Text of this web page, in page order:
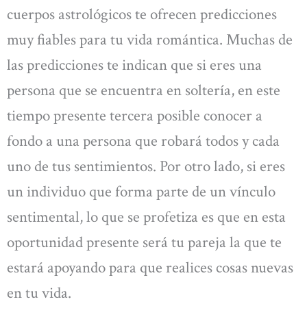
cuerpos astrológicos te ofrecen predicciones
muy fiables para tu vida romántica. Muchas de
las predicciones te indican que si eres una
persona que se encuentra en soltería, en este
tiempo presente tercera posible conocer a
fondo a una persona que robará todos y cada
uno de tus sentimientos. Por otro lado, si eres
un individuo que forma parte de un vínculo
sentimental, lo que se profetiza es que en esta
oportunidad presente será tu pareja la que te
estará apoyando para que realices cosas nuevas
en tu vida.